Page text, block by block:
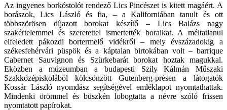
Az ingyenes borkóstolót rendező Lics Pincészet is kitett magáért. A
borászok, Lics László és fia, – a Kaliforniában tanult és ott
többszörösen díjazott borokat készítő – Lics Balázs nagy
szakértelemmel és szeretettel ismertették boraikat. A méltatlanul
elfeledett pákozdi bortermelő vidékről – mely évszázadokig a
székesfehérvári püspök és a káptalan birtokában volt – barrique
Cabernet Sauvignon és Szürkebarát borokat hoztak magukkal.
Eközben a múzeumban a budapesti Szily Kálmán Műszaki
Szakközépiskolából kölcsönzött Gutenberg-présen a látogatók
Kossár László nyomdász segítségével emléklapot nyomtathattak.
Mindenki örömmel és büszkén lobogtatta a névre szóló frissen
nyomtatott papírokat.